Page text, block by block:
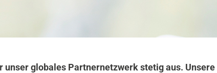
globales Partnernetzwerk stetig aus.